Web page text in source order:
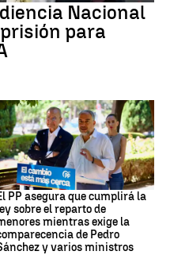
Nacional
para
migratoria
PP asegura que cumplirá la
sobre el reparto de
mientras exige la
de Pedro
y varios ministros